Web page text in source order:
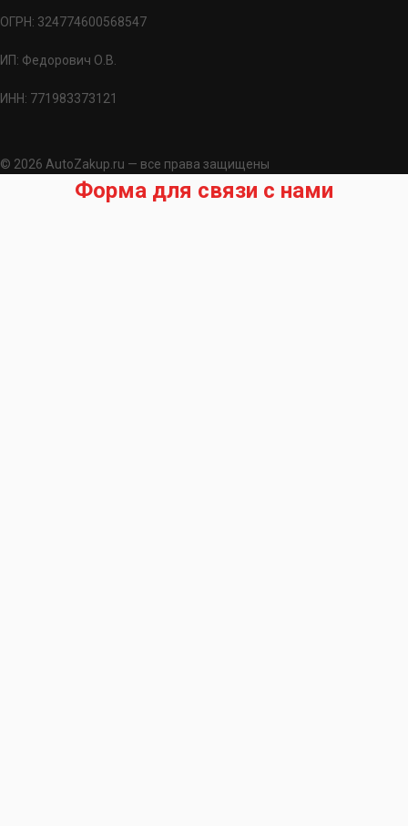
ОГРН: 324774600568547
ИП: Федорович О.В.
ИНН: 771983373121
© 2026 AutoZakup.ru — все права защищены
Форма для связи с нами